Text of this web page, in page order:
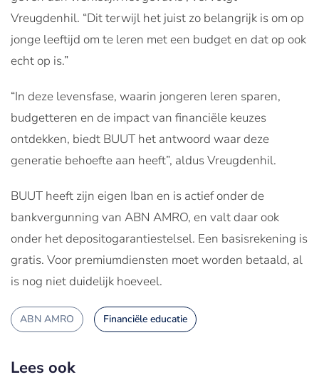
Vreugdenhil. “Dit terwijl het juist zo belangrijk is om op
jonge leeftijd om te leren met een budget en dat op ook
echt op is.”
“In deze levensfase, waarin jongeren leren sparen,
budgetteren en de impact van financiële keuzes
ontdekken, biedt BUUT het antwoord waar deze
generatie behoefte aan heeft”, aldus Vreugdenhil.
BUUT heeft zijn eigen Iban en is actief onder de
bankvergunning van ABN AMRO, en valt daar ook
onder het depositogarantiestelsel. Een basisrekening is
gratis. Voor premiumdiensten moet worden betaald, al
is nog niet duidelijk hoeveel.
ABN AMRO Financiële educatie
Lees ook